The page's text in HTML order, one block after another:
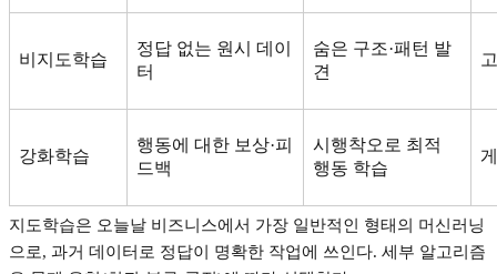
비지도학습
정답 없는 원시 데이
터
숨은 구조·패턴 발
견
강화학습
행동에 대한 보상·피
드백
시행착오로 최적
행동 학습
지도학습은 오늘날 비즈니스에서 가장 일반적인 형태의 머신러닝
으로, 과거 데이터로 정답이 명확한 작업에 쓰인다. 세부 알고리즘